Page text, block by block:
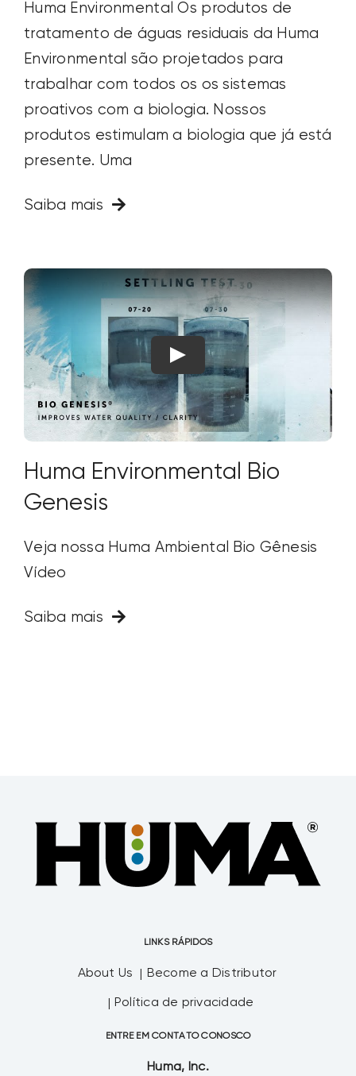
Huma Environmental Os produtos de
tratamento de águas residuais da Huma
Environmental são projetados para
trabalhar com todos os os sistemas
proativos com a biologia. Nossos
produtos estimulam a biologia que já está
presente. Uma
Saiba mais
Huma Environmental Bio
Genesis
Veja nossa Huma Ambiental Bio Gênesis
Vídeo
Saiba mais
LINKS RÁPIDOS
About Us Become a Distributor
Política de privacidade
ENTRE EM CONTATO CONOSCO
Huma, Inc.